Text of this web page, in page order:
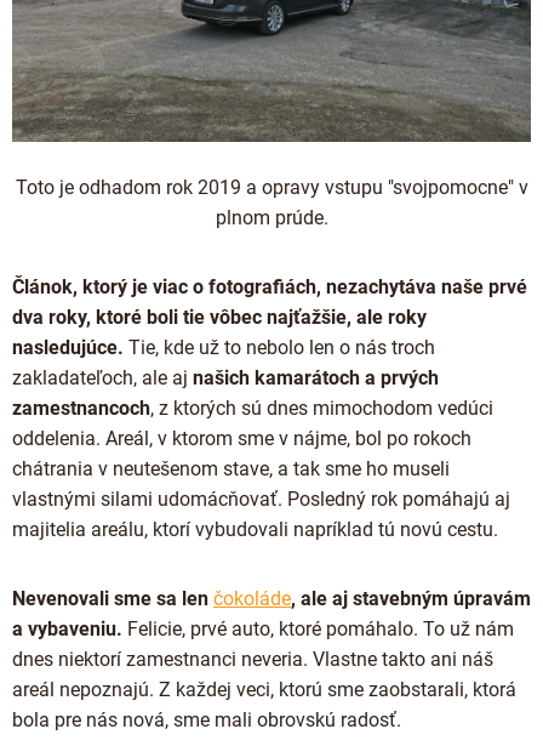
Toto je odhadom rok 2019 a opravy vstupu "svojpomocne" v
plnom prúde.
Článok, ktorý je viac o fotografiách, nezachytáva naše prvé
dva roky, ktoré boli tie vôbec najťažšie, ale roky
nasledujúce. Tie, kde už to nebolo len o nás troch
zakladateľoch, ale aj našich kamarátoch a prvých
zamestnancoch, z ktorých sú dnes mimochodom vedúci
oddelenia. Areál, v ktorom sme v nájme, bol po rokoch
chátrania v neutešenom stave, a tak sme ho museli
vlastnými silami udomácňovať. Posledný rok pomáhajú aj
majitelia areálu, ktorí vybudovali napríklad tú novú cestu.
Nevenovali sme sa len čokoláde, ale aj stavebným úpravám
a vybaveniu. Felicie, prvé auto, ktoré pomáhalo. To už nám
dnes niektorí zamestnanci neveria. Vlastne takto ani náš
areál nepoznajú. Z každej veci, ktorú sme zaobstarali, ktorá
bola pre nás nová, sme mali obrovskú radosť.